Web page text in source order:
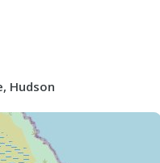
contamos con la
de usos mixtos.
Hudson